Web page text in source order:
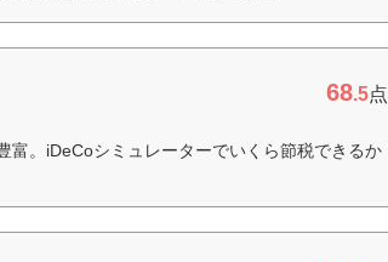
68.5点
富。iDeCoシミュレーターでいくら節税できるか